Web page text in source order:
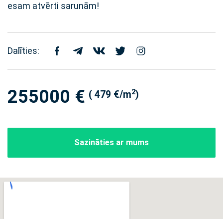
esam atvērti sarunām!
Dalīties:
255000 € ( 479 €/m2)
Sazināties ar mums